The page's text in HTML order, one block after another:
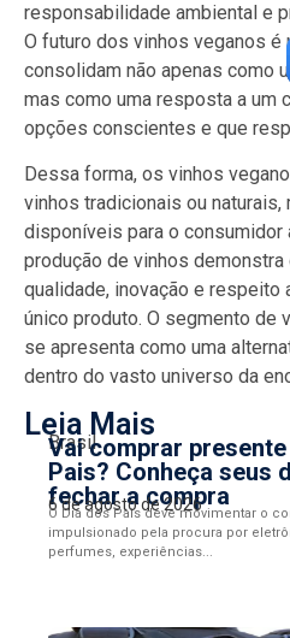
responsabilidade ambiental e
O futuro dos vinhos veganos
consolidam não apenas como
mas como uma resposta a um
opções conscientes e que
Dessa forma, os vinhos
vinhos tradicionais ou
disponíveis para o consumidor
produção de vinhos
qualidade, inovação e respeito
único produto. O segmento de
se apresenta como uma
dentro do vasto universo da
Leia Mais
Brasil
Vai comprar
Pais? Conheça seus
fechar a compra
6 de agosto de 2026
O Dia dos Pais deve movimentar o
impulsionado pela procura por
perfumes, experiências...